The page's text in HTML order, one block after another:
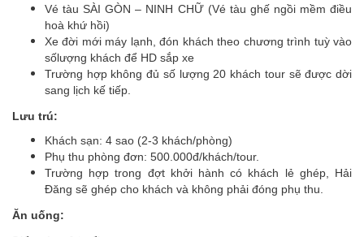
Vé tàu SÀI GÒN – NINH CHỮ (Vé tàu ghế ngồi mềm điều
hoà khứ hồi)
Xe đời mới máy lạnh, đón khách theo chương trình tuỳ vào
sốlượng khách để HD sắp xe
Trường hợp không đủ số lượng 20 khách tour sẽ được dời
sang lịch kế tiếp.
Lưu trú:
Khách sạn: 4 sao (2-3 khách/phòng)
Phụ thu phòng đơn: 500.000đ/khách/tour.
Trường hợp trong đợt khởi hành có khách lẻ ghép, Hải
Đăng sẽ ghép cho khách và không phải đóng phụ thu.
Ăn uống: